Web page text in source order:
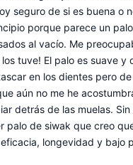
seguro de si es buena o
porque parece un
al vacío. Me
los tuve! El palo es suave
en los dientes pero
aún no me he
detrás de las muelas.
palo de siwak que creo
longevidad y bajo